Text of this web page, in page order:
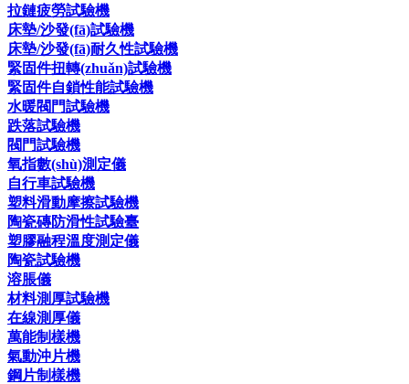
拉鏈疲勞試驗機
床墊/沙發(fā)試驗機
床墊/沙發(fā)耐久性試驗機
緊固件扭轉(zhuǎn)試驗機
緊固件自鎖性能試驗機
水暖閥門試驗機
跌落試驗機
閥門試驗機
氧指數(shù)測定儀
自行車試驗機
塑料滑動摩擦試驗機
陶瓷磚防滑性試驗臺
塑膠融程溫度測定儀
陶瓷試驗機
溶脹儀
材料測厚試驗機
在線測厚儀
萬能制樣機
氣動沖片機
鋼片制樣機